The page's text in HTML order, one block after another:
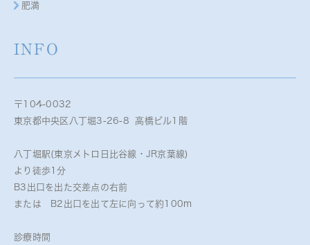
肥満
INFO
〒104-0032
東京都中央区八丁堀3-26-8 高橋ビル1階
八丁堀駅(東京メトロ日比谷線・JR京葉線)
より徒歩1分
B3出口を出た交差点の右前
または B2出口を出て左に向って約100m
診療時間